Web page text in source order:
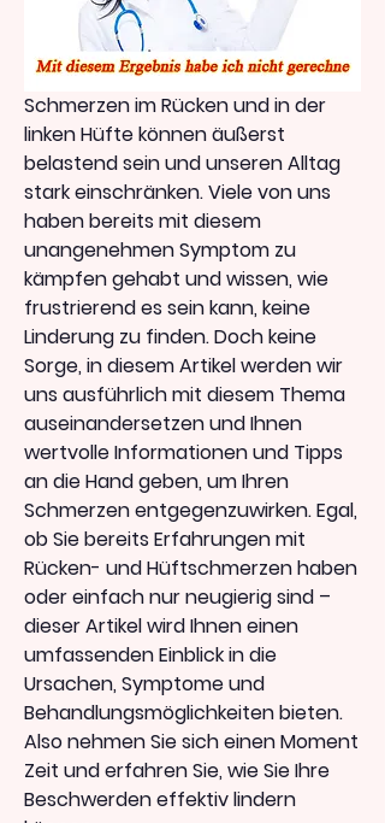
Schmerzen im Rücken und in der
linken Hüfte können äußerst
belastend sein und unseren Alltag
stark einschränken. Viele von uns
haben bereits mit diesem
unangenehmen Symptom zu
kämpfen gehabt und wissen, wie
frustrierend es sein kann, keine
Linderung zu finden. Doch keine
Sorge, in diesem Artikel werden wir
uns ausführlich mit diesem Thema
auseinandersetzen und Ihnen
wertvolle Informationen und Tipps
an die Hand geben, um Ihren
Schmerzen entgegenzuwirken. Egal,
ob Sie bereits Erfahrungen mit
Rücken- und Hüftschmerzen haben
oder einfach nur neugierig sind –
dieser Artikel wird Ihnen einen
umfassenden Einblick in die
Ursachen, Symptome und
Behandlungsmöglichkeiten bieten.
Also nehmen Sie sich einen Moment
Zeit und erfahren Sie, wie Sie Ihre
Beschwerden effektiv lindern